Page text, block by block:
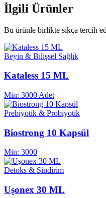
İlgili Ürünler
Bu ürünle birlikte sıkça tercih
Beyin & Bilişsel Sağlık
Kataless 15 ML
Min: 3000 Adet
Prebiyotik & Probiyotik
Biostrong 10 Kapsül
Min: 3000
Detoks & Sindirim
Uşonex 30 ML